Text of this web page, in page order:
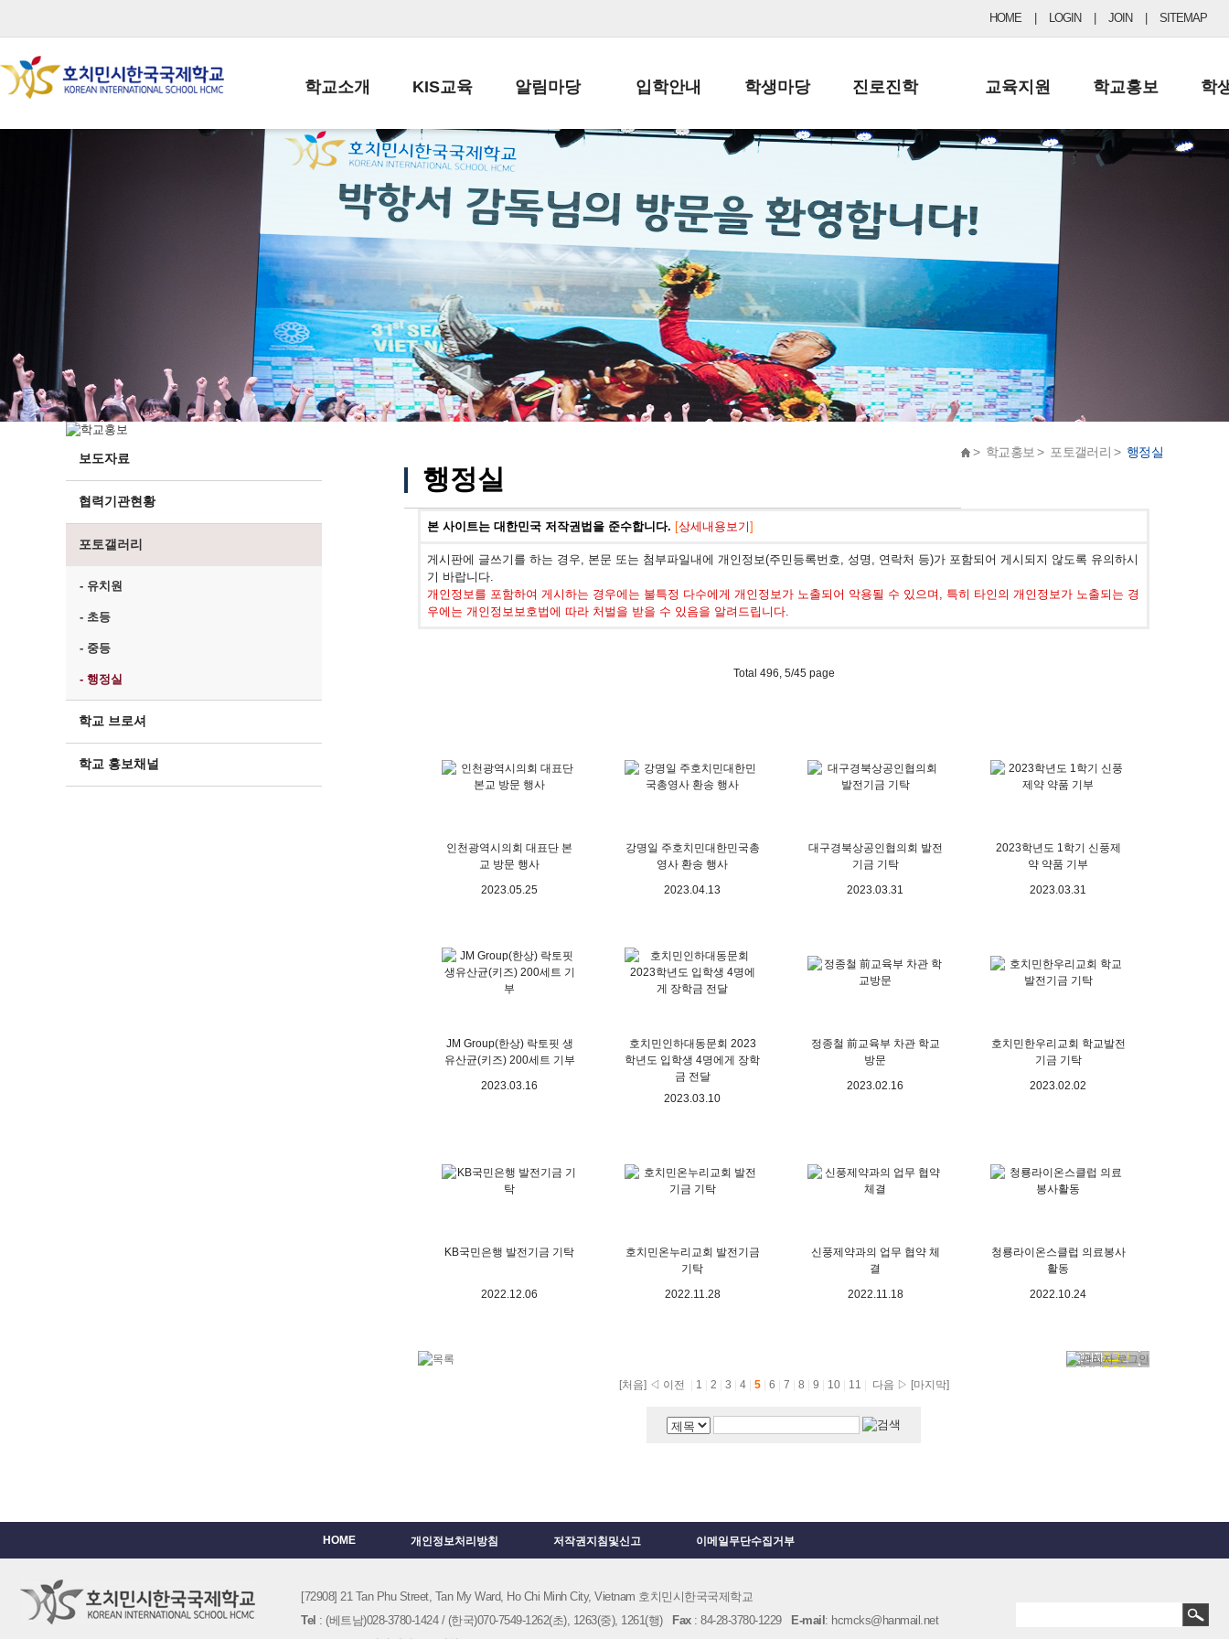
HOME LOGIN JOIN SITEMAP
학교소개
학교장인사말
학교상징
학교연혁
교직원현황
학생현황
위치/전화
전경사진
KIS교육
교육목표
학사일정
일과시간표
성과평가자료
알림마당
공지사항
납부금 안내
스쿨버스 운행 안내
급식안내
서식자료실
학부모방
정기고사 기출문제
입학안내
전-편입 서류양식
입학금/수업료
교복구입안내
학생마당
학생생활규정
학교신문
자율진로동아리
유초등 소식지
진로진학
공지사항 및 입시자료
드림레터
교육지원
행정실
학교운영위원회
학교건축기금
학교홍보
보도자료
학
보도자료
협력기관현황
포토갤러리
- 유치원
- 초등
- 중등
- 행정실
학교 브로셔
학교 홍보채널
> 학교홍보 > 포토갤러리 > 행정실
행정실
본 사이트는 대한민국 저작권법을 준수합니다. [상세내용보기]
게시판에 글쓰기를 하는 경우, 본문 또는 첨부파일내에 개인정보(주민등록번호, 성명, 연락처 등)가 포함되어 게시되지 않도록 유의하시
기 바랍니다.
개인정보를 포함하여 게시하는 경우에는 불특정 다수에게 개인정보가 노출되어 악용될 수 있으며, 특히 타인의 개인정보가 노출되는 경
우에는 개인정보보호법에 따라 처벌을 받을 수 있음을 알려드립니다.
Total 496, 5/45 page
인천광역시의회 대표단 본
교 방문 행사
2023.05.25
강명일 주호치민대한민국총
영사 환송 행사
2023.04.13
대구경북상공인협의회 발전
기금 기탁
2023.03.31
2023학년도 1학기 신풍제
약 약품 기부
2023.03.31
JM Group(한상) 락토핏 생
유산균(키즈) 200세트 기부
2023.03.16
호치민인하대동문회 2023
학년도 입학생 4명에게 장학
금 전달
2023.03.10
정종철 前교육부 차관 학교
방문
2023.02.16
호치민한우리교회 학교발전
기금 기탁
2023.02.02
KB국민은행 발전기금 기탁
2022.12.06
호치민온누리교회 발전기금
기탁
2022.11.28
신풍제약과의 업무 협약 체
결
2022.11.18
청룡라이온스클럽 의료봉사
활동
2022.10.24
[처음] ◁ 이전 1 2 3 4 5 6 7 8 9 10 11 다음 ▷ [마지막]
HOME 개인정보처리방침 저작권지침및신고 이메일무단수집거부
[72908] 21 Tan Phu Street, Tan My Ward, Ho Chi Minh City, Vietnam 호치민시한국국제학교
Tel : (베트남)028-3780-1424 / (한국)070-7549-1262(초), 1263(중), 1261(행) Fax: 84-28-3780-1229 E-mail : hcmcks@hanmail.net